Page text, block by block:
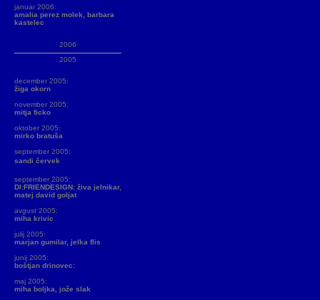
januar 2006:
amalia perez molek, barbara
kastelec
2006
2005
december 2005:
žiga okorn
november 2005:
mitja ficko
oktober 2005:
mirko bratuša
september 2005:
sandi červek
september 2005:
DI:FRIENDESIGN: živa jelnikar,
matej david goljat
avgust 2005:
miha krivic
julij 2005:
marjan gumilar, jelka flis
junij 2005:
boštjan drinovec:
maj 2005:
miha boljka, jože slak